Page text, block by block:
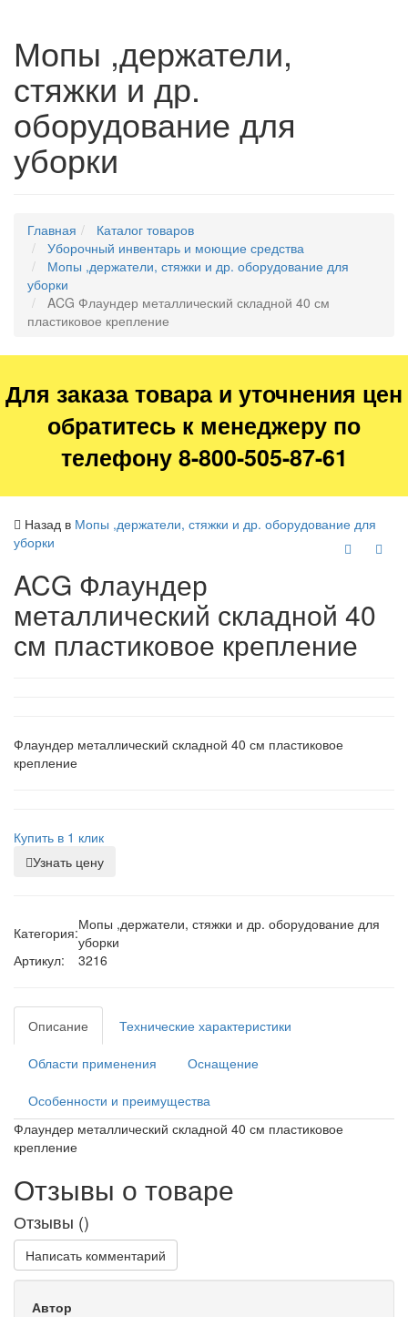
Мопы ,держатели,
стяжки и др.
оборудование для
уборки
Главная
Каталог товаров
Уборочный инвентарь и моющие средства
Мопы ,держатели, стяжки и др. оборудование для
уборки
ACG Флаундер металлический складной 40 см
пластиковое крепление
Для заказа товара и уточнения цен
обратитесь к менеджеру по
телефону 8-800-505-87-61
Назад в Мопы ,держатели, стяжки и др. оборудование для
уборки
ACG Флаундер
металлический складной 40
см пластиковое крепление
Флаундер металлический складной 40 см пластиковое
крепление
Купить в 1 клик
Узнать цену
Категория:Мопы ,держатели, стяжки и др. оборудование для
уборки
Артикул:
3216
Описание Технические характеристики
Области применения Оснащение
Особенности и преимущества
Флаундер металлический складной 40 см пластиковое
крепление
Отзывы о товаре
Отзывы ()
Написать комментарий
Автор